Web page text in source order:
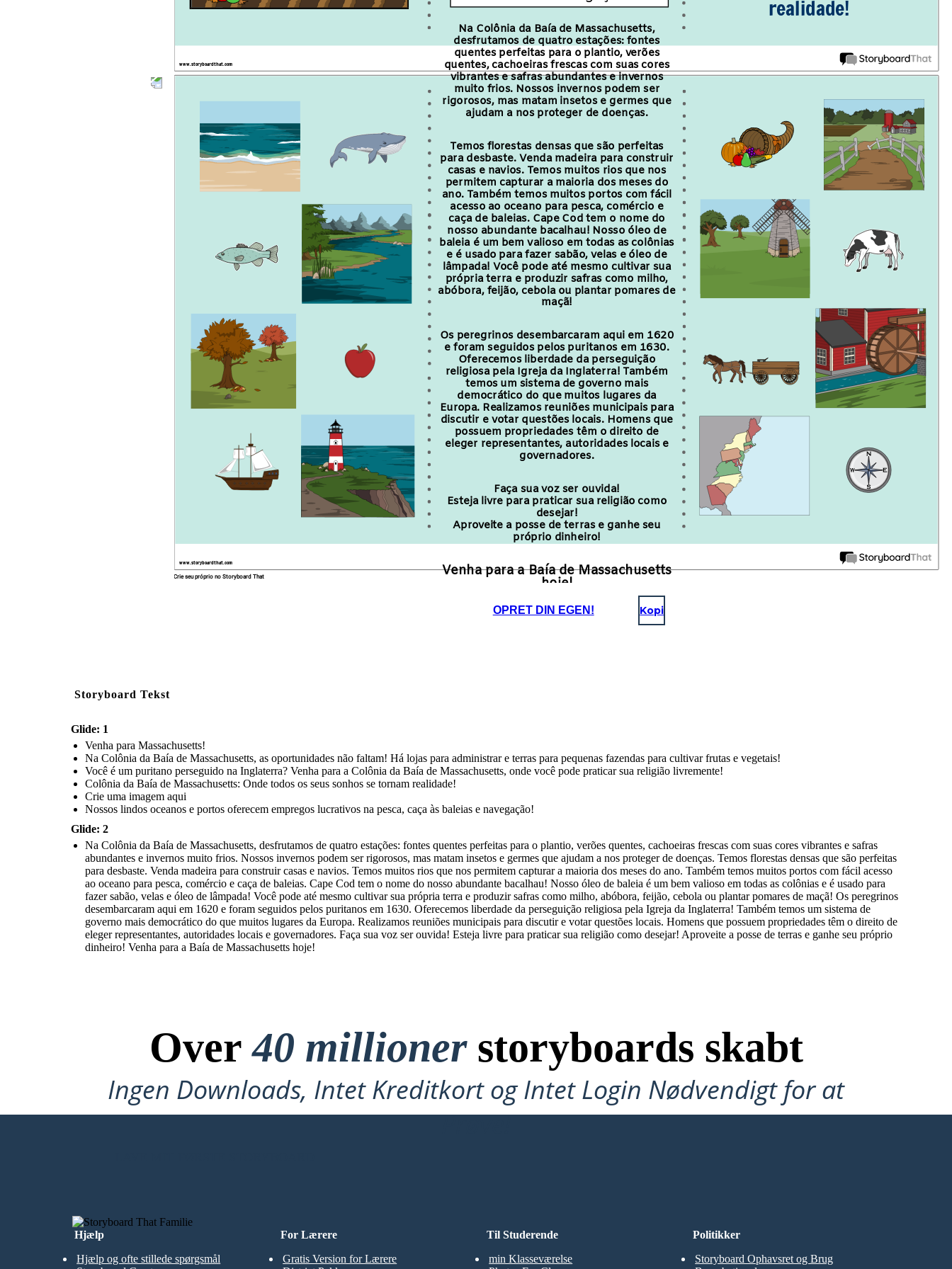
Crie seu próprio no Storyboard That
Na Colônia da Baía de Massachusetts,
desfrutamos de quatro estações: fontes
quentes perfeitas para o plantio, verões
quentes, cachoeiras frescas com suas cores
vibrantes e safras abundantes e invernos
muito frios. Nossos invernos podem ser
rigorosos, mas matam insetos e germes que
ajudam a nos proteger de doenças.
Temos florestas densas que são perfeitas
para desbaste. Venda madeira para construir
casas e navios. Temos muitos rios que nos
permitem capturar a maioria dos meses do
ano. Também temos muitos portos com fácil
acesso ao oceano para pesca, comércio e
caça de baleias. Cape Cod tem o nome do
nosso abundante bacalhau! Nosso óleo de
baleia é um bem valioso em todas as colônias
e é usado para fazer sabão, velas e óleo de
lâmpada! Você pode até mesmo cultivar sua
própria terra e produzir safras como milho,
abóbora, feijão, cebola ou plantar pomares de
maçã!
Os peregrinos desembarcaram aqui em 1620
e foram seguidos pelos puritanos em 1630.
Oferecemos liberdade da perseguição
religiosa pela Igreja da Inglaterra! Também
temos um sistema de governo mais
democrático do que muitos lugares da
Europa. Realizamos reuniões municipais para
discutir e votar questões locais. Homens que
possuem propriedades têm o direito de
eleger representantes, autoridades locais e
governadores.
Faça sua voz ser ouvida!
Esteja livre para praticar sua religião como
desejar!
Aproveite a posse de terras e ganhe seu
próprio dinheiro!
Venha para a Baía de Massachusetts
hoje!
realidade!
www.storyboardthat.com
www.storyboardthat.com
OPRET DIN EGEN! Kopi
Storyboard Tekst
Glide: 1
Venha para Massachusetts!
Na Colônia da Baía de Massachusetts, as oportunidades não faltam! Há lojas para administrar e terras para pequenas fazendas para cultivar frutas e vegetais!
Você é um puritano perseguido na Inglaterra? Venha para a Colônia da Baía de Massachusetts, onde você pode praticar sua religião livremente!
Colônia da Baía de Massachusetts: Onde todos os seus sonhos se tornam realidade!
Crie uma imagem aqui
Nossos lindos oceanos e portos oferecem empregos lucrativos na pesca, caça às baleias e navegação!
Glide: 2
Na Colônia da Baía de Massachusetts, desfrutamos de quatro estações: fontes quentes perfeitas para o plantio, verões quentes, cachoeiras frescas com suas cores vibrantes e safras
abundantes e invernos muito frios. Nossos invernos podem ser rigorosos, mas matam insetos e germes que ajudam a nos proteger de doenças. Temos florestas densas que são perfeitas
para desbaste. Venda madeira para construir casas e navios. Temos muitos rios que nos permitem capturar a maioria dos meses do ano. Também temos muitos portos com fácil acesso
ao oceano para pesca, comércio e caça de baleias. Cape Cod tem o nome do nosso abundante bacalhau! Nosso óleo de baleia é um bem valioso em todas as colônias e é usado para
fazer sabão, velas e óleo de lâmpada! Você pode até mesmo cultivar sua própria terra e produzir safras como milho, abóbora, feijão, cebola ou plantar pomares de maçã! Os peregrinos
desembarcaram aqui em 1620 e foram seguidos pelos puritanos em 1630. Oferecemos liberdade da perseguição religiosa pela Igreja da Inglaterra! Também temos um sistema de
governo mais democrático do que muitos lugares da Europa. Realizamos reuniões municipais para discutir e votar questões locais. Homens que possuem propriedades têm o direito de
eleger representantes, autoridades locais e governadores. Faça sua voz ser ouvida! Esteja livre para praticar sua religião como desejar! Aproveite a posse de terras e ganhe seu próprio
dinheiro! Venha para a Baía de Massachusetts hoje!
Over40 millionerstoryboards skabt
Ingen Downloads, Intet Kreditkort og Intet Login Nødvendigt for at
Prøve!
Hjælp
Hjælp og ofte stillede spørgsmål
Til Studerende
min Klasseværelse
For Lærere
Gratis Version for Lærere
Politikker
Storyboard Ophavsret og Brug